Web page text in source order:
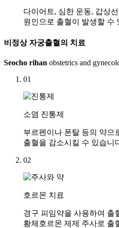
다이어트, 심한 운동, 갑상
원인으로 출혈이 발생할 수
비정상 자궁출혈의 치료
Seocho rihan obstetrics and
01
소염 진통제
부르펜이나 폰탈 등의 약으
출혈을 감소시킬 수 있습니
02
호르몬 치료
경구 피임약을 사용하여 출
황체호르몬 제제 주사로 출